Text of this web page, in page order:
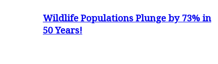
Wildlife Populations Plunge by 73% in
50 Years!